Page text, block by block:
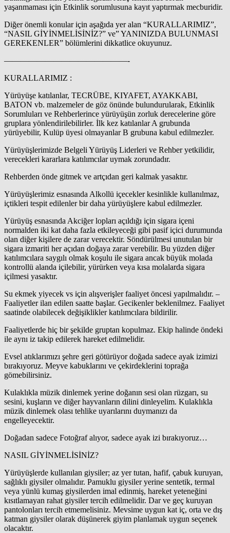
yaşanmaması için Etkinlik sorumlusuna kayıt yaptırmak mecburidir.
Diğer önemli konular için aşağıda yer alan “KURALLARIMIZ”,
“NASIL GİYİNMELİSİNİZ?” ve” YANINIZDA BULUNMASI
GEREKENLER” bölümlerini dikkatlice okuyunuz.
———————————————-
KURALLARIMIZ :
Yürüyüşe katılanlar, TECRÜBE, KIYAFET, AYAKKABI,
BATON vb. malzemeler de göz önünde bulundurularak, Etkinlik
Sorumluları ve Rehberlerince yürüyüşün zorluk derecelerine göre
gruplara yönlendirilebilirler. İlk kez katılanlar A grubunda
yürüyebilir, Kulüp üyesi olmayanlar B grubuna kabul edilmezler.
Yürüyüşlerimizde Belgeli Yürüyüş Liderleri ve Rehber yetkilidir,
verecekleri kararlara katılımcılar uymak zorundadır.
Rehberden önde gitmek ve artçıdan geri kalmak yasaktır.
Yürüyüşlerimiz esnasında Alkollü içecekler kesinlikle kullanılmaz,
içtikleri tespit edilenler bir daha yürüyüşlere kabul edilmezler.
Yürüyüş esnasında Akciğer lopları açıldığı için sigara içeni
normalden iki kat daha fazla etkileyeceği gibi pasif içici durumunda
olan diğer kişilere de zarar verecektir. Söndürülmesi unutulan bir
sigara izmariti her açıdan doğaya zarar verebilir. Bu yüzden diğer
katılımcılara saygılı olmak koşulu ile sigara ancak büyük molada
kontrollü alanda içilebilir, yürürken veya kısa molalarda sigara
içilmesi yasaktır.
Su ekmek yiyecek vs için alışverişler faaliyet öncesi yapılmalıdır. –
Faaliyetler ilan edilen saatte başlar. Gecikenler beklenilmez. Faaliyet
saatinde olabilecek değişiklikler katılımcılara bildirilir.
Faaliyetlerde hiç bir şekilde gruptan kopulmaz. Ekip halinde öndeki
ile aynı iz takip edilerek hareket edilmelidir.
Evsel atıklarımızı şehre geri götürüyor doğada sadece ayak izimizi
bırakıyoruz. Meyve kabuklarını ve çekirdeklerini toprağa
gömebilirsiniz.
Kulaklıkla müzik dinlemek yerine doğanın sesi olan rüzgarı, su
sesini, kuşların ve diğer hayvanların dilini dinleyelim. Kulaklıkla
müzik dinlemek olası tehlike uyarılarını duymanızı da
engelleyecektir.
Doğadan sadece Fotoğraf alıyor, sadece ayak izi bırakıyoruz…
NASIL GİYİNMELİSİNİZ?
Yürüyüşlerde kullanılan giysiler; az yer tutan, hafif, çabuk kuruyan,
sağlıklı giysiler olmalıdır. Pamuklu giysiler yerine sentetik, termal
veya yünlü kumaş giysilerden imal edinmiş, hareket yeteneğini
kısıtlamayan rahat giysiler tercih edilmelidir. Dar ve geç kuruyan
pantolonları tercih etmemelisiniz. Mevsime uygun kat iç, orta ve dış
katman giysiler olarak düşünerek giyim planlamak uygun seçenek
olacaktır.